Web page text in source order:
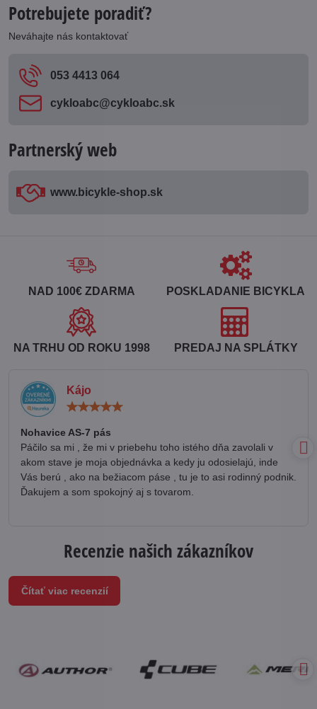
Potrebujete poradiť?
Neváhajte nás kontaktovať
053 4413 064
cykloabc​@cykloabc​.sk
Partnerský web
www​.bicykle-shop​.sk
NAD 100€ ZDARMA POSKLADANIE BICYKLA
NA TRHU OD ROKU 1998 PREDAJ NA SPLÁTKY
Kájo
Nohavice AS-7 pás
Páčilo sa mi , že mi v priebehu toho istého dňa zavolali v
akom stave je moja objednávka a kedy ju odosielajú, inde
Vás berú , ako na bežiacom páse , tu je to asi rodinný podnik.
Ďakujem a som spokojný aj s tovarom.
Recenzie našich zákazníkov
Čítať viac recenzií